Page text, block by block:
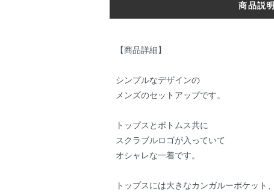
商品説明
【商品詳細】
シンプルなデザインの
メンズのセットアップです。
トップスとボトムス共に
スクラブルロゴが入っていて
オシャレな一着です。
トップスには大きなカンガルーポケット、